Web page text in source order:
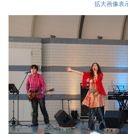
拡大画像表